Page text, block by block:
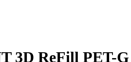
3D ReFill PET-G